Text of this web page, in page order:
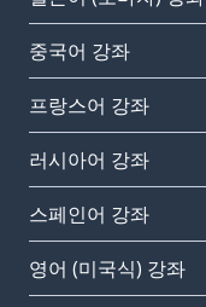
중국어 강좌
프랑스어 강좌
러시아어 강좌
스페인어 강좌
영어 (미국식) 강좌